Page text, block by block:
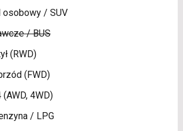
osobowy / SUV
/ BUS
(RWD)
(FWD)
4WD)
/ LPG